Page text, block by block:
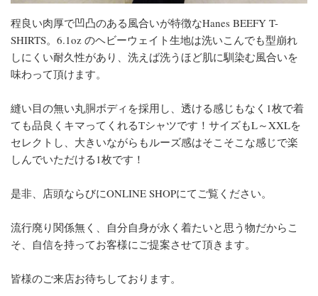
程良い肉厚で凹凸のある風合いが特徴なHanes BEEFY T-
SHIRTS。6.1oz のヘビーウェイト生地は洗いこんでも型崩れ
しにくい耐久性があり、洗えば洗うほど肌に馴染む風合いを
味わって頂けます。
縫い目の無い丸胴ボディを採用し、透ける感じもなく1枚で着
ても品良くキマってくれるTシャツです！サイズもL～XXLを
セレクトし、大きいながらもルーズ感はそこそこな感じで楽
しんでいただける1枚です！
是非、店頭ならびにONLINE SHOPにてご覧ください。
流行廃り関係無く、自分自身が永く着たいと思う物だからこ
そ、自信を持ってお客様にご提案させて頂きます。
皆様のご来店お待ちしております。